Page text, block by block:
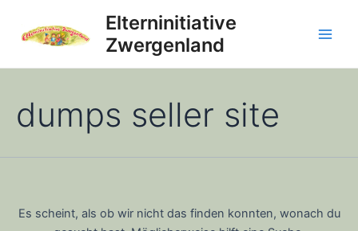
Inhalt
springen
Elterninitiative
Zwergenland
dumps seller site
Es scheint, als ob wir nicht das finden konnten, wonach du